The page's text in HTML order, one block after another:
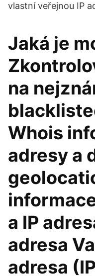
vlastní veřejnou IP
Jaká je
na
Whois
adresy a
a IP
adresa
adresa